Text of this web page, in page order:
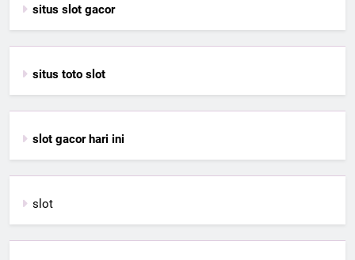
situs slot gacor
situs toto slot
slot gacor hari ini
slot